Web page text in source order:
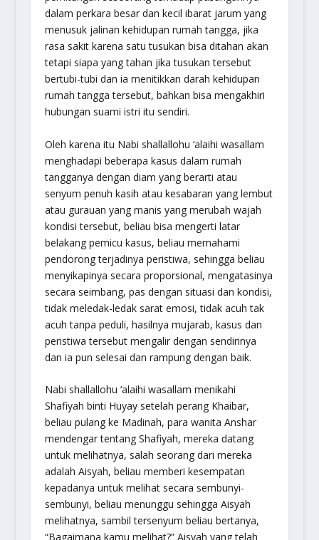
dalam perkara besar dan kecil ibarat jarum yang
menusuk jalinan kehidupan rumah tangga, jika
rasa sakit karena satu tusukan bisa ditahan akan
tetapi siapa yang tahan jika tusukan tersebut
bertubi-tubi dan ia menitikkan darah kehidupan
rumah tangga tersebut, bahkan bisa mengakhiri
hubungan suami istri itu sendiri.
Oleh karena itu Nabi shallallohu ‘alaihi wasallam
menghadapi beberapa kasus dalam rumah
tangganya dengan diam yang berarti atau
senyum penuh kasih atau kesabaran yang lembut
atau gurauan yang manis yang merubah wajah
kondisi tersebut, beliau bisa mengerti latar
belakang pemicu kasus, beliau memahami
pendorong terjadinya peristiwa, sehingga beliau
menyikapinya secara proporsional, mengatasinya
secara seimbang, pas dengan situasi dan kondisi,
tidak meledak-ledak sarat emosi, tidak acuh tak
acuh tanpa peduli, hasilnya mujarab, kasus dan
peristiwa tersebut mengalir dengan sendirinya
dan ia pun selesai dan rampung dengan baik.
Nabi shallallohu ‘alaihi wasallam menikahi
Shafiyah binti Huyay setelah perang Khaibar,
beliau pulang ke Madinah, para wanita Anshar
mendengar tentang Shafiyah, mereka datang
untuk melihatnya, salah seorang dari mereka
adalah Aisyah, beliau memberi kesempatan
kepadanya untuk melihat secara sembunyi-
sembunyi, beliau menunggu sehingga Aisyah
melihatnya, sambil tersenyum beliau bertanya,
“Bagaimana kamu melihat?” Aisyah yang telah